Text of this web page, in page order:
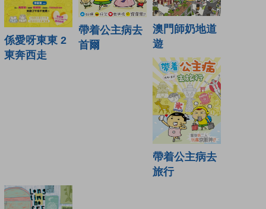
係愛呀東東 2
東奔西走
帶着公主病去
首爾
澳門師奶地道
遊
帶着公主病去
旅行